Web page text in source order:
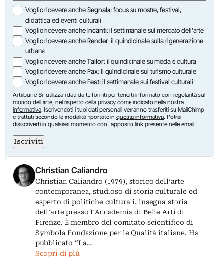
Opzioni
Voglio ricevere ancheSegnala: focus su mostre, festival,
didattica ed eventi culturali
Voglio ricevere ancheIncanti: il settimanale sul mercato dell'arte
Voglio ricevere ancheRender: il quindicinale sulla rigenerazione
urbana
Voglio ricevere ancheTailor: il quindicinale su moda e cultura
Voglio ricevere anchePax: il quindicinale sul turismo culturale
Voglio ricevere ancheFest: il settimanale sui festival culturali
Artribune Srl utilizza i dati da te forniti per tenerti informato con regolarità sul
mondo dell'arte, nel rispetto della privacy come indicato nella nostra
informativa. Iscrivendoti i tuoi dati personali verranno trasferiti su MailChimp
e trattati secondo le modalità riportate in questa informativa. Potrai
disiscriverti in qualsiasi momento con l'apposito link presente nelle email.
Iscriviti
Christian Caliandro
Christian Caliandro (1979), storico dell’arte
contemporanea, studioso di storia culturale ed
esperto di politiche culturali, insegna storia
dell’arte presso l’Accademia di Belle Arti di
Firenze. È membro del comitato scientifico di
Symbola Fondazione per le Qualità italiane. Ha
pubblicato “La…
Scopri di più